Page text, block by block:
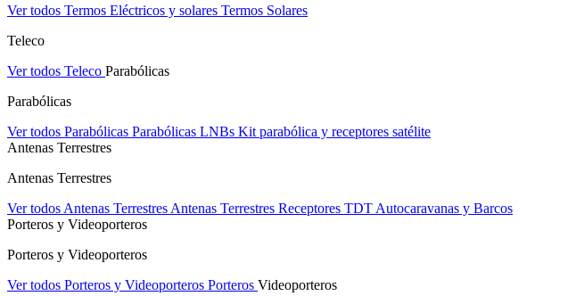
Ver todos Termos Eléctricos y solares Termos Solares
Teleco
Ver todos Teleco Parabólicas
Parabólicas
Ver todos Parabólicas Parabólicas LNBs Kit parabólica y receptores satélite
Antenas Terrestres
Antenas Terrestres
Ver todos Antenas Terrestres Antenas Terrestres Receptores TDT Autocaravanas y Barcos
Porteros y Videoporteros
Porteros y Videoporteros
Ver todos Porteros y Videoporteros Porteros Videoporteros